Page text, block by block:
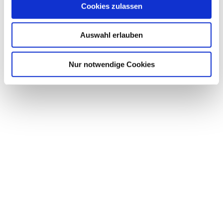
Cookies zulassen
Auswahl erlauben
Nur notwendige Cookies
MOUNTAINBIKE-DOWNHILL-STRECKE